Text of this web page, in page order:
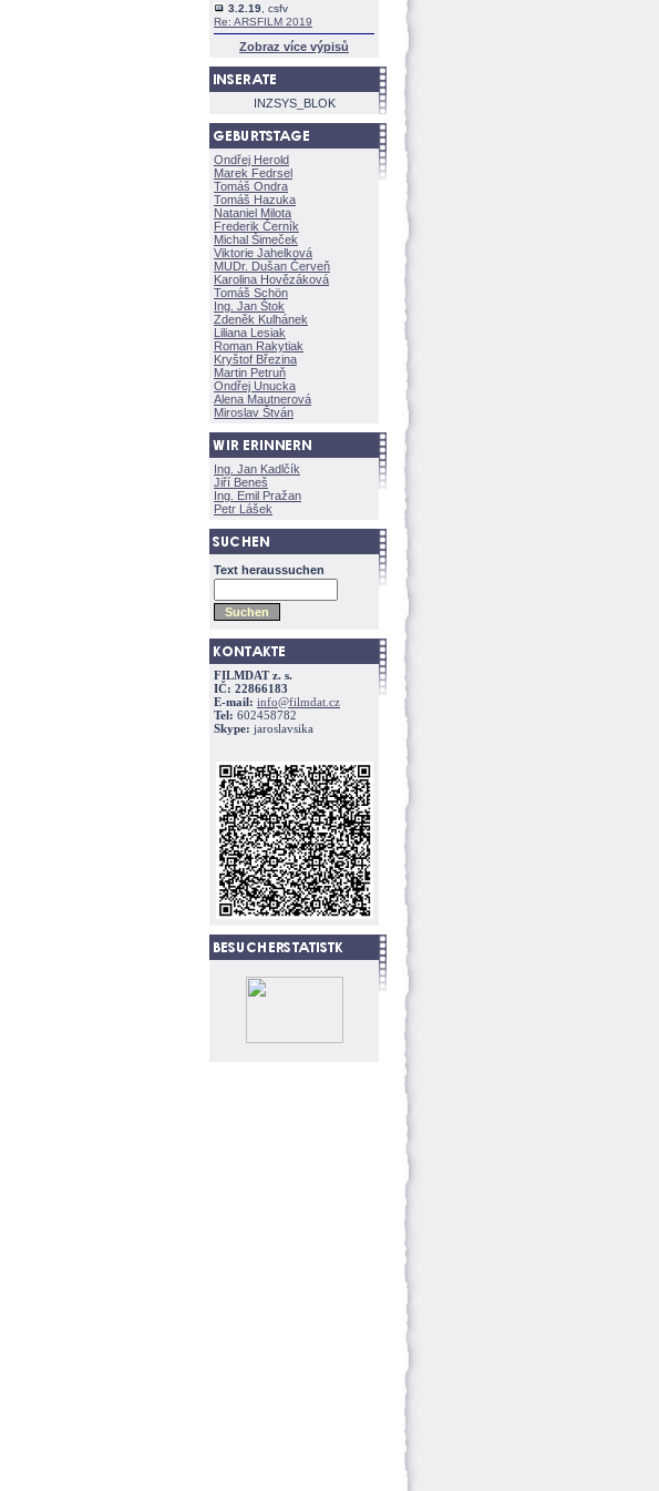
3.2.19 , csfv
Re: ARSFILM 2019
Zobraz více výpisů
INZSYS_BLOK
Ondřej Herold
Marek Fedrsel
Tomáš Ondra
Tomáš Hazuka
Nataniel Milota
Frederik Černík
Michal Šimeček
Viktorie Jahelkov
MUDr. Dušan Červeň
Karolina Hovězákov
Tomáš Schön
Ing. Jan Štok
Zdeněk Kulhánek
Liliana Lesiak
Roman Rakytiak
Kryštof Březina
Martin Petruň
Ondřej Unucka
Alena Mautnerov
Miroslav Štván
Ing. Jan Kadlčík
Jiří Bene
Ing. Emil Pražan
Petr Lášek
Text heraussuchen
FILMDAT z. s.
IČ: 22866183
E-mail: info@filmdat.cz
Tel: 602458782
Skype: jaroslavsika